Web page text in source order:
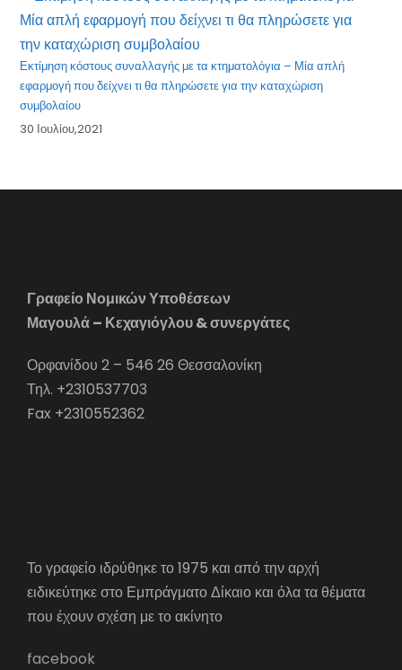
Εκτίμηση κόστους συναλλαγής με τα κτηματολόγια – Μία απλή
εφαρμογή που δείχνει τι θα πληρώσετε για την καταχώριση
συμβολαίου
30 Ιουλίου,2021
Γραφείο Νομικών Υποθέσεων
Μαγουλά – Κεχαγιόγλου & συνεργάτες
Ορφανίδου 2 – 546 26 Θεσσαλονίκη
Τηλ. +2310537703
Fax +2310552362
Το γραφείο ιδρύθηκε το 1975 και από την αρχή
ειδικεύτηκε στο Εμπράγματο Δίκαιο και όλα τα θέματα
που έχουν σχέση με το ακίνητο
facebook